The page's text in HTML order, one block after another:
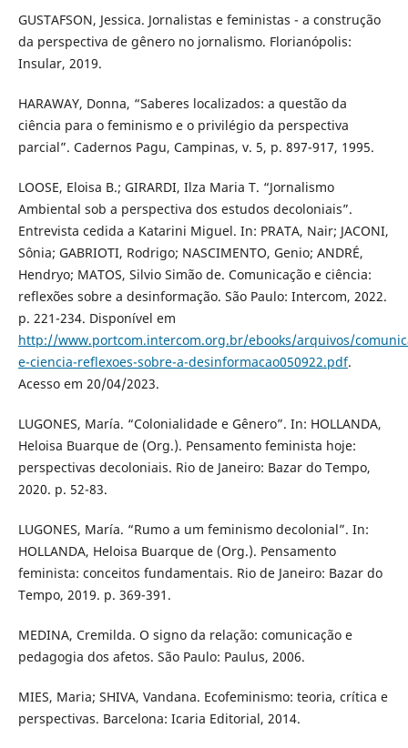
GUSTAFSON, Jessica. Jornalistas e feministas - a construção
da perspectiva de gênero no jornalismo. Florianópolis:
Insular, 2019.
HARAWAY, Donna, “Saberes localizados: a questão da
ciência para o feminismo e o privilégio da perspectiva
parcial”. Cadernos Pagu, Campinas, v. 5, p. 897-917, 1995.
LOOSE, Eloisa B.; GIRARDI, Ilza Maria T. “Jornalismo
Ambiental sob a perspectiva dos estudos decoloniais”.
Entrevista cedida a Katarini Miguel. In: PRATA, Nair; JACONI,
Sônia; GABRIOTI, Rodrigo; NASCIMENTO, Genio; ANDRÉ,
Hendryo; MATOS, Silvio Simão de. Comunicação e ciência:
reflexões sobre a desinformação. São Paulo: Intercom, 2022.
p. 221-234. Disponível em
http://www.portcom.intercom.org.br/ebooks/arquivos/
e-ciencia-reflexoes-sobre-a-desinformacao050922.pdf.
Acesso em 20/04/2023.
LUGONES, María. “Colonialidade e Gênero”. In: HOLLANDA,
Heloisa Buarque de (Org.). Pensamento feminista hoje:
perspectivas decoloniais. Rio de Janeiro: Bazar do Tempo,
2020. p. 52-83.
LUGONES, María. “Rumo a um feminismo decolonial”. In:
HOLLANDA, Heloisa Buarque de (Org.). Pensamento
feminista: conceitos fundamentais. Rio de Janeiro: Bazar do
Tempo, 2019. p. 369-391.
MEDINA, Cremilda. O signo da relação: comunicação e
pedagogia dos afetos. São Paulo: Paulus, 2006.
MIES, Maria; SHIVA, Vandana. Ecofeminismo: teoria, crítica e
perspectivas. Barcelona: Icaria Editorial, 2014.